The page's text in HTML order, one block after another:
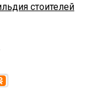
стоителей